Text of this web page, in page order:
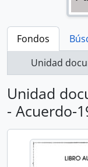
Fondos
Unidad
Unidad
- Acuerdo-